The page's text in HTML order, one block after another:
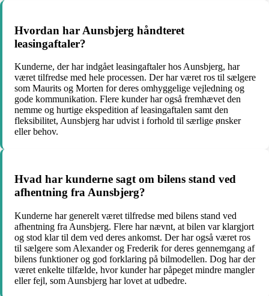
Hvordan har Aunsbjerg håndteret
leasingaftaler?
Kunderne, der har indgået leasingaftaler hos Aunsbjerg, har
været tilfredse med hele processen. Der har været ros til sælgere
som Maurits og Morten for deres omhyggelige vejledning og
gode kommunikation. Flere kunder har også fremhævet den
nemme og hurtige ekspedition af leasingaftalen samt den
fleksibilitet, Aunsbjerg har udvist i forhold til særlige ønsker
eller behov.
Hvad har kunderne sagt om bilens stand ved
afhentning fra Aunsbjerg?
Kunderne har generelt været tilfredse med bilens stand ved
afhentning fra Aunsbjerg. Flere har nævnt, at bilen var klargjort
og stod klar til dem ved deres ankomst. Der har også været ros
til sælgere som Alexander og Frederik for deres gennemgang af
bilens funktioner og god forklaring på bilmodellen. Dog har der
været enkelte tilfælde, hvor kunder har påpeget mindre mangler
eller fejl, som Aunsbjerg har lovet at udbedre.